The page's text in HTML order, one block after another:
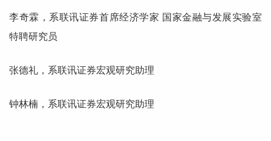
李奇霖，系联讯证券首席经济学家 国家金融与发展实验室
特聘研究员
张德礼，系联讯证券宏观研究助理
钟林楠，系联讯证券宏观研究助理